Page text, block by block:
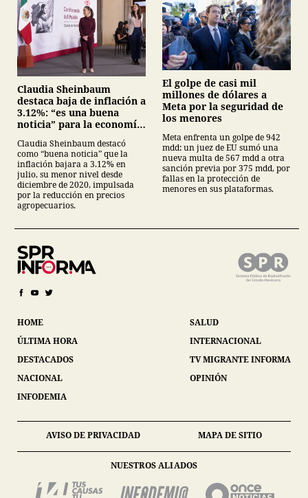
Claudia Sheinbaum
destaca baja de inflación a
3.12%: “es una buena
noticia” para la economía
Claudia Sheinbaum destacó
como “buena noticia” que la
inflación bajara a 3.12% en
julio, su menor nivel desde
diciembre de 2020, impulsada
por la reducción en precios
agropecuarios.
El golpe de casi mil
millones de dólares a
Meta por la seguridad de
los menores
Meta enfrenta un golpe de 942
mdd: un juez de EU sumó una
nueva multa de 567 mdd a otra
sanción previa por 375 mdd, por
fallas en la protección de
menores en sus plataformas.
HOME
ÚLTIMA HORA
DESTACADOS
NACIONAL
INFODEMIA
SALUD
INTERNACIONAL
TV MIGRANTE INFORMA
OPINIÓN
AVISO DE PRIVACIDAD MAPA DE SITIO
NUESTROS ALIADOS